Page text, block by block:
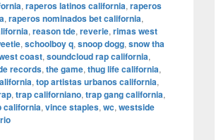
, raperos latinos california, raperos
, raperos nominados bet california,
, reason tde, reverie, rimas west
, schoolboy q, snoop dogg, snow tha
coast, soundcloud rap california,
records, the game, thug life california,
, top artistas urbanos california,
, trap californiano, trap gang california,
california, vince staples, wc, westside